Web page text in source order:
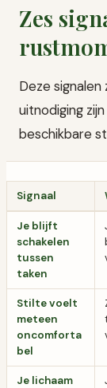
Zes
Deze signalen
uitnodiging
beschikbare
Signaal
Je blijft
schakelen
tussen
taken
Stilte voelt
meteen
oncomforta
bel
Je lichaam